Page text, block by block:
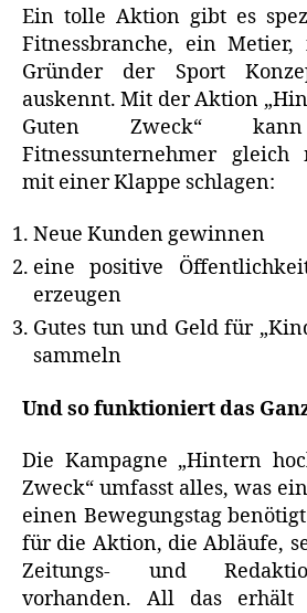
Ein tolle Aktion gibt es
Fitnessbranche, ein
Gründer der Sport
auskennt. Mit der Aktion
Guten Zweck“
Fitnessunternehmer gleich
mit einer Klappe schlagen:
Neue Kunden gewinnen
eine positive
erzeugen
Gutes tun und Geld für
sammeln
Und so funktioniert das
Die Kampagne „Hintern
Zweck“ umfasst alles, was
einen Bewegungstag
für die Aktion, die Abläufe,
Zeitungs- und
vorhanden. All das erhält